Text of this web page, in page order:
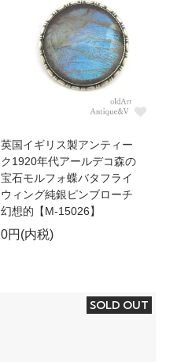
英国イギリス製アンティー
ク1920年代アールデコ森の
宝石モルフォ蝶バタフライ
ウィング純銀ピンブローチ
幻想的【M-15026】
0円(内税)
SOLD OUT